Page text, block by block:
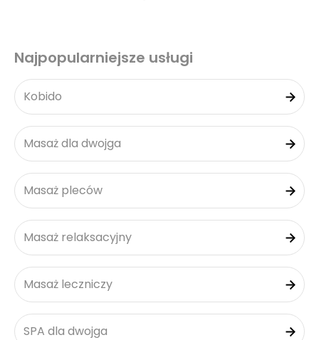
Najpopularniejsze usługi
Kobido
Masaż dla dwojga
Masaż pleców
Masaż relaksacyjny
Masaż leczniczy
SPA dla dwojga